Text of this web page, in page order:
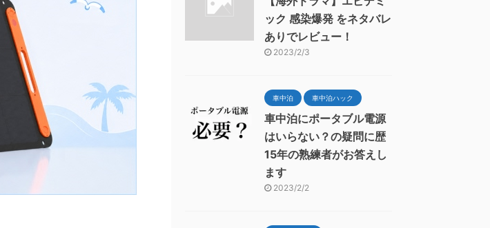
ック 感染爆発 をネタバレ
ありでレビュー！
2023/2/3
車中泊 車中泊ハック
車中泊にポータブル電源
はいらない？の疑問に歴
15年の熟練者がお答えし
ます
2023/2/2